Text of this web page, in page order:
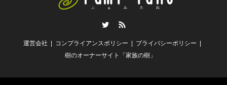
運営会社 コンプライアンスポリシー
プライバシーポリシー
樹のオーナーサイト「家族の樹」